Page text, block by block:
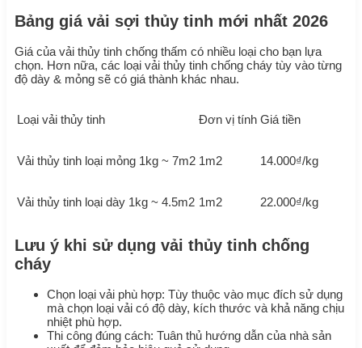
Bảng giá vải sợi thủy tinh mới nhất 2026
Giá của vải thủy tinh chống thấm có nhiều loại cho bạn lựa
chọn. Hơn nữa, các loại vải thủy tinh chống cháy tùy vào từng
độ dày & mỏng sẽ có giá thành khác nhau.
Loại vải thủy tinh Đơn vị tính Giá tiền
Vải thủy tinh loại mỏng 1kg ~ 7m2 1m2 14.000₫/kg
Vải thủy tinh loại dày 1kg ~ 4.5m2 1m2 22.000₫/kg
Lưu ý khi sử dụng vải thủy tinh chống
cháy
Chọn loại vải phù hợp: Tùy thuộc vào mục đích sử dụng
mà chọn loại vải có độ dày, kích thước và khả năng chịu
nhiệt phù hợp.
Thi công đúng cách: Tuân thủ hướng dẫn của nhà sản